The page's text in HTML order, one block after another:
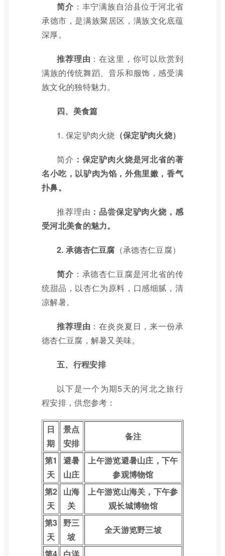
简介 ：丰宁满族自治县位于河北省
承德市，是满族聚居区，满族文化底蕴
深厚。
推荐理由 ：在这里，你可以欣赏到
满族的传统舞蹈、音乐和服饰，感受满
族文化的独特魅力。
四、美食篇
1. 保定驴肉火烧 （保定驴肉火烧）
简介 ：保定驴肉火烧是河北省的著
名小吃，以驴肉为馅，外焦里嫩，香气
扑鼻。
推荐理由 ：品尝保定驴肉火烧，感
受河北美食的魅力。
2. 承德杏仁豆腐 （承德杏仁豆腐）
简介 ：承德杏仁豆腐是河北省的传
统甜品，以杏仁为原料，口感细腻，清
凉解暑。
推荐理由 ：在炎炎夏日，来一份承
德杏仁豆腐，解暑又美味。
五、行程安排
以下是一个为期5天的河北之旅行
程安排，供您参考：
日
期
景点
安排
备注
第1
天
避暑
山庄
上午游览避暑山庄，下午
参观博物馆
第2
天
山海
关
上午游览山海关，下午参
观长城博物馆
第3
天
野三
坡
全天游览野三坡